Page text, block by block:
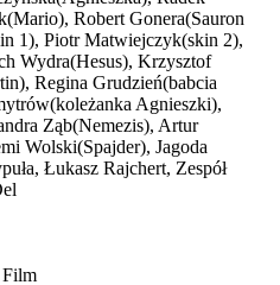
Robert Gonera(Sauron
1), Piotr Matwiejczyk(skin 2),
Wydra(Hesus), Krzysztof
Regina Grudzień(babcia
Agnieszki),
Ząb(Nemezis), Artur
Wolski(Spajder), Jagoda
Łukasz Rajchert, Zespół